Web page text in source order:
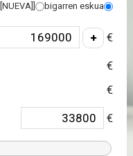
[[NUEVA]] bigarren eskua
€
€
€
€